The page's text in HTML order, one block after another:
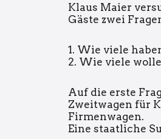
Klaus Maier
Gäste zwei
1. Wie viele
2. Wie viele
Auf die erste
Zweitwagen für
Firmenwagen.
Eine staatliche